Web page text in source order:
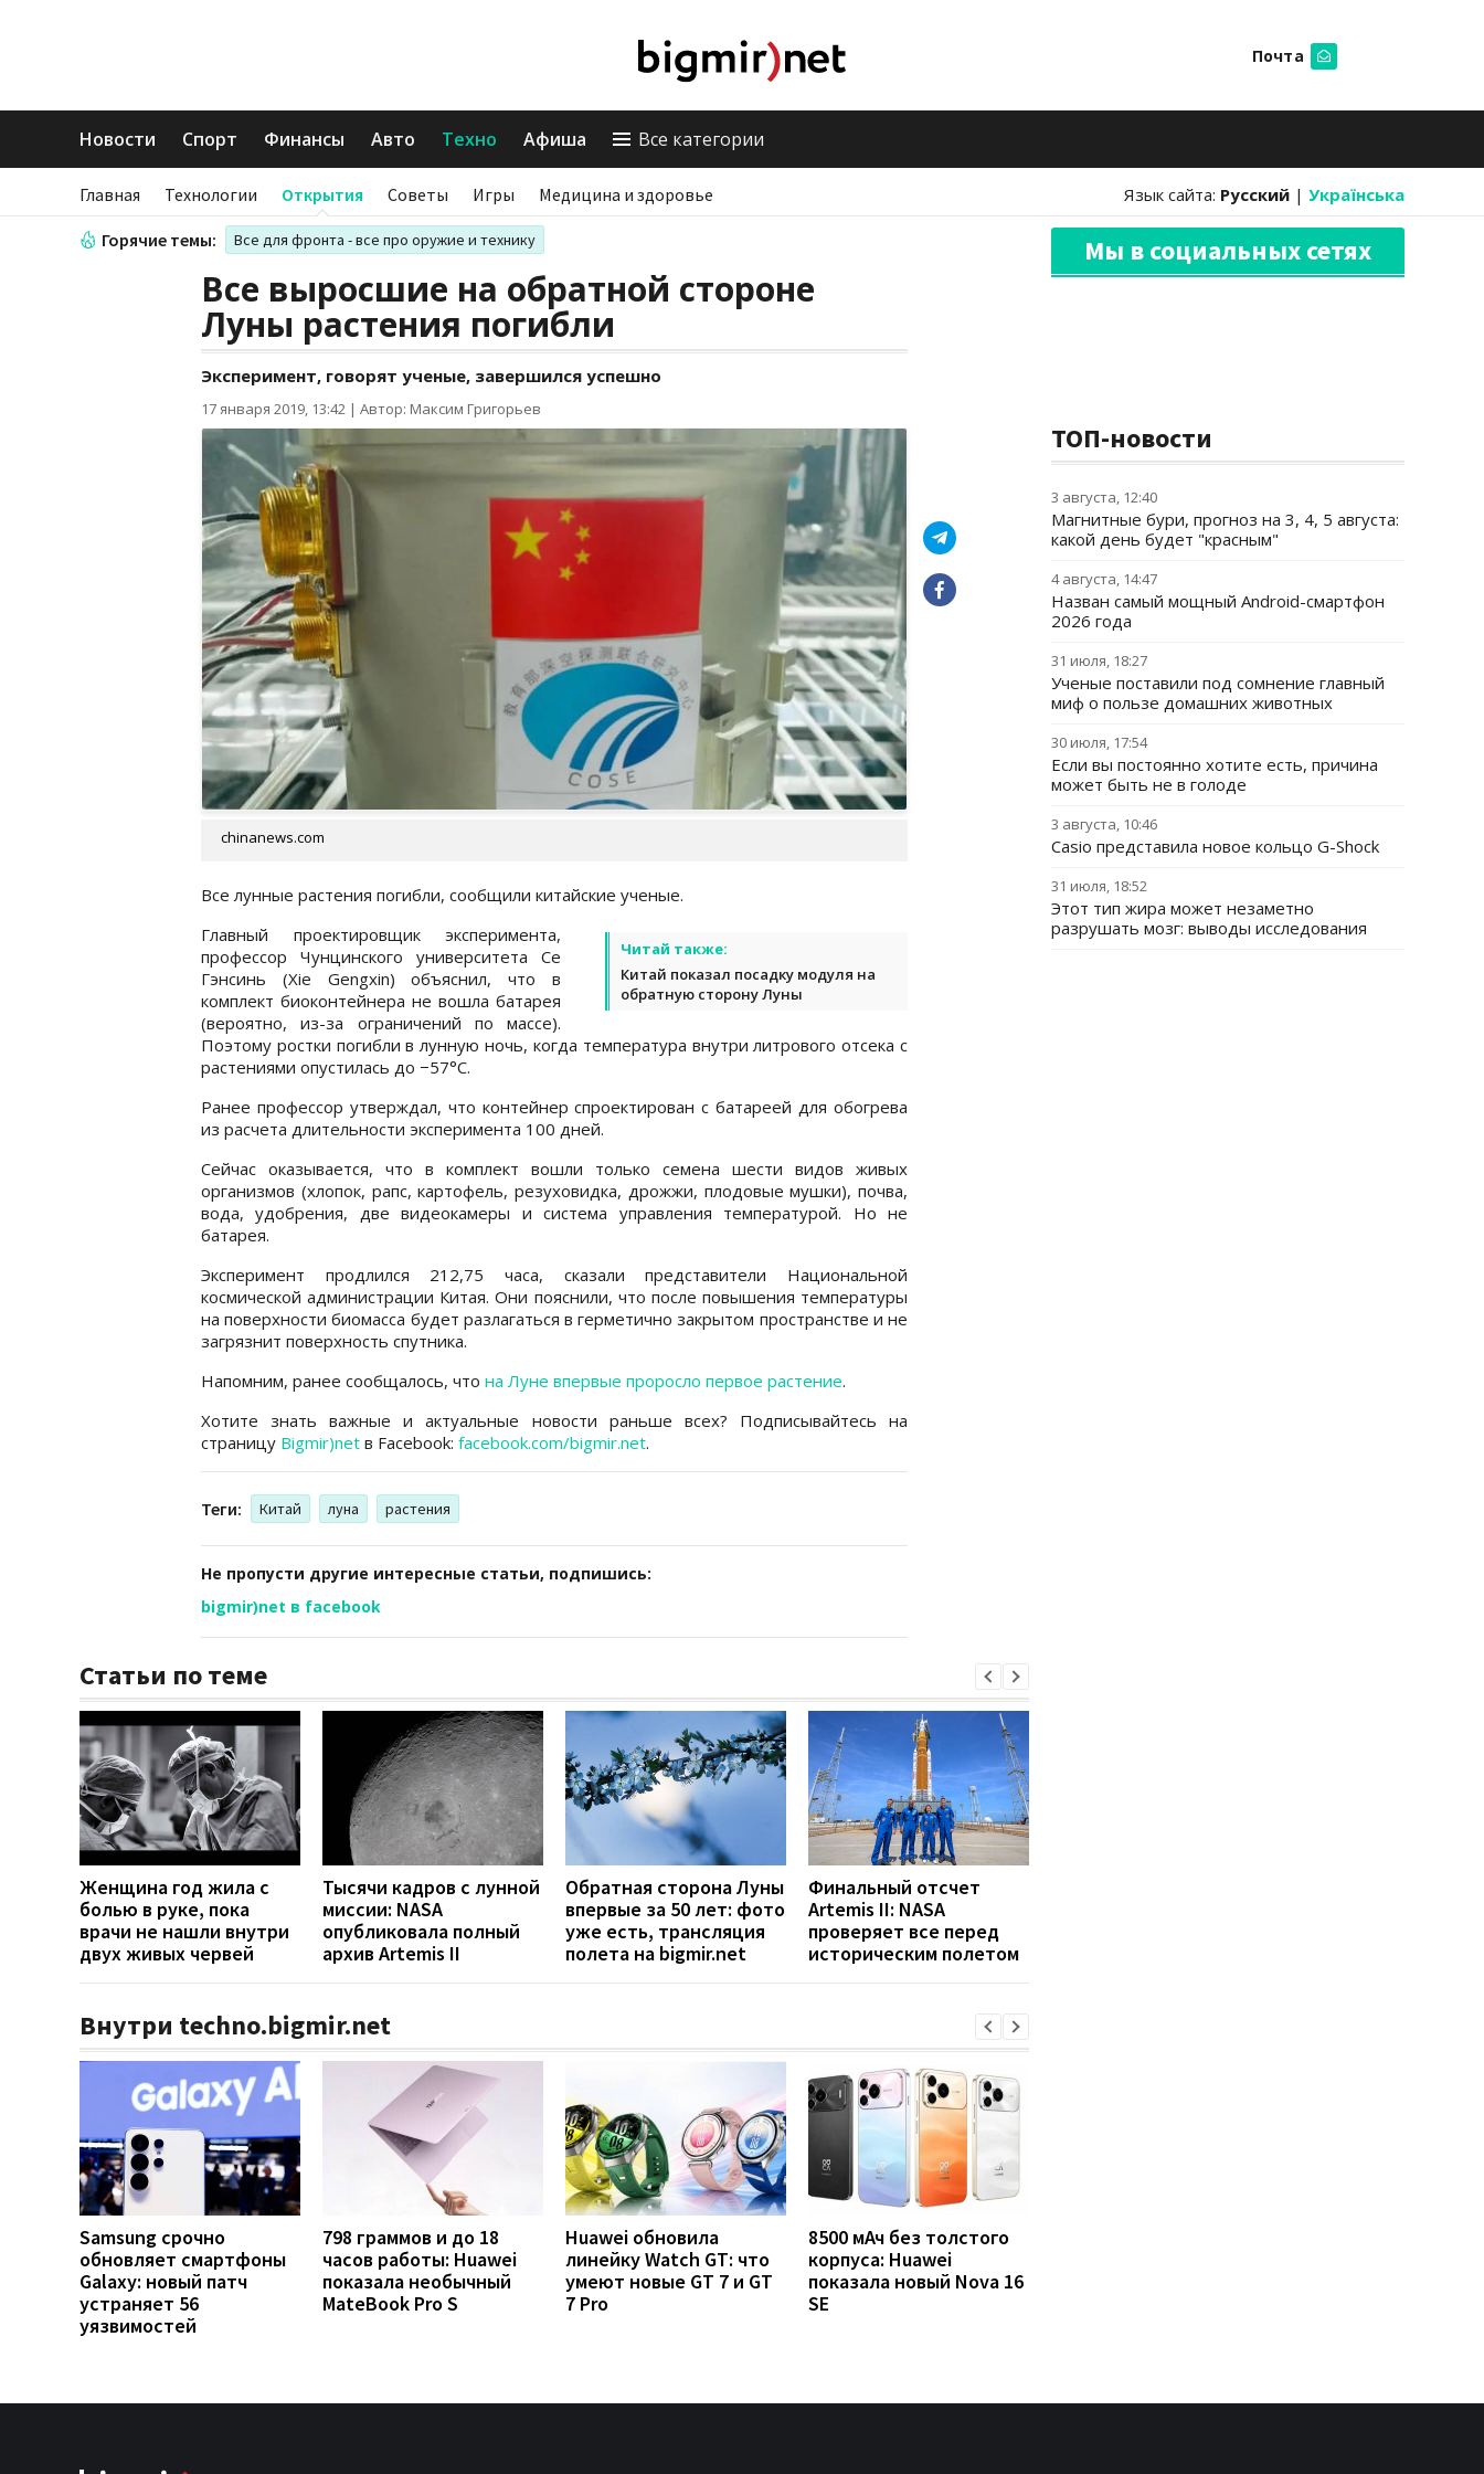
Почта
Новости Спорт Финансы Авто Техно Афиша Все категории
Главная Технологии Открытия Советы Игры Медицина и здоровье Язык сайта: Русский | Українська
Горячие темы: Все для фронта - все про оружие и технику
Все выросшие на обратной стороне
Луны растения погибли
Эксперимент, говорят ученые, завершился успешно
17 января 2019, 13:42 | Автор: Максим Григорьев
chinanews.com
Все лунные растения погибли, сообщили китайские ученые.
Читай также:
Китай показал посадку модуля на
обратную сторону Луны
Главный проектировщик эксперимента,
профессор Чунцинского университета Се
Гэнсинь (Xie Gengxin) объяснил, что в
комплект биоконтейнера не вошла батарея
(вероятно, из-за ограничений по массе).
Поэтому ростки погибли в лунную ночь, когда температура внутри литрового отсека с
растениями опустилась до −57°С.
Ранее профессор утверждал, что контейнер спроектирован с батареей для обогрева
из расчета длительности эксперимента 100 дней.
Сейчас оказывается, что в комплект вошли только семена шести видов живых
организмов (хлопок, рапс, картофель, резуховидка, дрожжи, плодовые мушки), почва,
вода, удобрения, две видеокамеры и система управления температурой. Но не
батарея.
Эксперимент продлился 212,75 часа, сказали представители Национальной
космической администрации Китая. Они пояснили, что после повышения температуры
на поверхности биомасса будет разлагаться в герметично закрытом пространстве и не
загрязнит поверхность спутника.
Напомним, ранее сообщалось, что на Луне впервые проросло первое растение.
Хотите знать важные и актуальные новости раньше всех? Подписывайтесь на
страницу Bigmir)net в Facebook: facebook.com/bigmir.net.
Теги: Китай луна растения
Не пропусти другие интересные статьи, подпишись:
bigmir)net в facebook
Статьи по теме
Женщина год жила с
болью в руке, пока
врачи не нашли внутри
двух живых червей
Тысячи кадров с лунной
миссии: NASA
опубликовала полный
архив Artemis II
Обратная сторона Луны
впервые за 50 лет: фото
уже есть, трансляция
полета на bigmir.net
Финальный отсчет
Artemis II: NASA
проверяет все перед
историческим полетом
Внутри techno.bigmir.net
Samsung срочно
обновляет смартфоны
Galaxy: новый патч
устраняет 56
уязвимостей
798 граммов и до 18
часов работы: Huawei
показала необычный
MateBook Pro S
Huawei обновила
линейку Watch GT: что
умеют новые GT 7 и GT
7 Pro
8500 мАч без толстого
корпуса: Huawei
показала новый Nova 16
SE
Мы в социальных сетях
ТОП-новости
3 августа, 12:40
Магнитные бури, прогноз на 3, 4, 5 августа:
какой день будет "красным"
4 августа, 14:47
Назван самый мощный Android-смартфон
2026 года
31 июля, 18:27
Ученые поставили под сомнение главный
миф о пользе домашних животных
30 июля, 17:54
Если вы постоянно хотите есть, причина
может быть не в голоде
3 августа, 10:46
Casio представила новое кольцо G-Shock
31 июля, 18:52
Этот тип жира может незаметно
разрушать мозг: выводы исследования